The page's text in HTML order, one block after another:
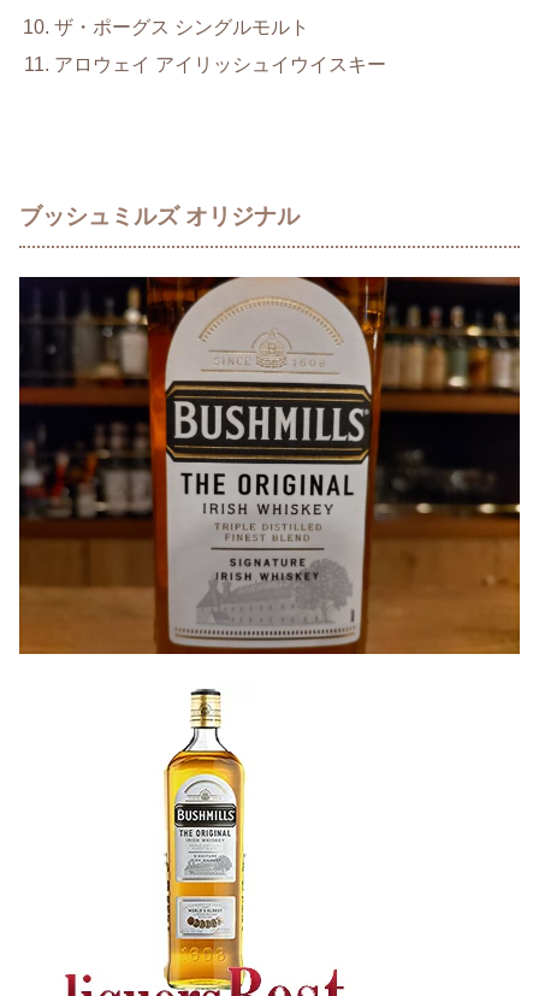
ザ・ポーグス シングルモルト
アロウェイ アイリッシュイウイスキー
ブッシュミルズ オリジナル